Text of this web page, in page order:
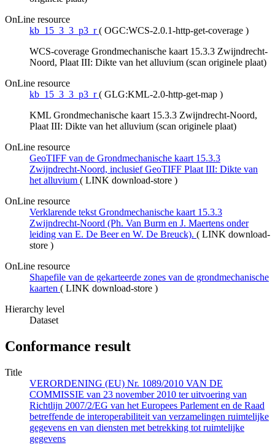
OnLine resource
kb_15_3_3_p3_r ( OGC:WCS-2.0.1-http-get-coverage )
WCS-coverage Grondmechanische kaart 15.3.3 Zwijndrecht-
Noord, Plaat III: Dikte van het alluvium (scan originele plaat)
OnLine resource
kb_15_3_3_p3_r ( GLG:KML-2.0-http-get-map )
KML Grondmechanische kaart 15.3.3 Zwijndrecht-Noord,
Plaat III: Dikte van het alluvium (scan originele plaat)
OnLine resource
GeoTIFF van de Grondmechanische kaart 15.3.3
Zwijndrecht-Noord, inclusief GeoTIFF Plaat III: Dikte van
het alluvium ( LINK download-store )
OnLine resource
Verklarende tekst Grondmechanische kaart 15.3.3
Zwijndrecht-Noord (Ph. Van Burm en J. Maertens onder
leiding van E. De Beer en W. De Breuck). ( LINK download-
store )
OnLine resource
Shapefile van de gekarteerde zones van de grondmechanische
kaarten ( LINK download-store )
Hierarchy level
Dataset
Conformance result
Title
VERORDENING (EU) Nr. 1089/2010 VAN DE
COMMISSIE van 23 november 2010 ter uitvoering van
Richtlijn 2007/2/EG van het Europees Parlement en de Raad
betreffende de interoperabiliteit van verzamelingen ruimtelijke
gegevens en van diensten met betrekking tot ruimtelijke
gegevens